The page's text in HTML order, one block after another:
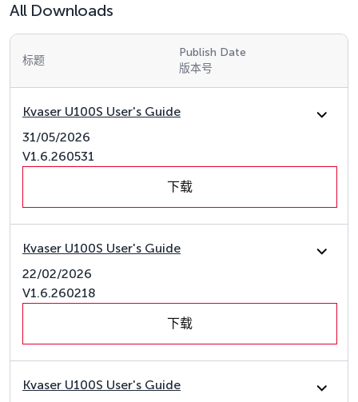
All Downloads
标题
Publish Date
版本号
Kvaser U100S User's Guide
31/05/2026
V1.6.260531
下载
Kvaser U100S User's Guide
22/02/2026
V1.6.260218
下载
Kvaser U100S User's Guide